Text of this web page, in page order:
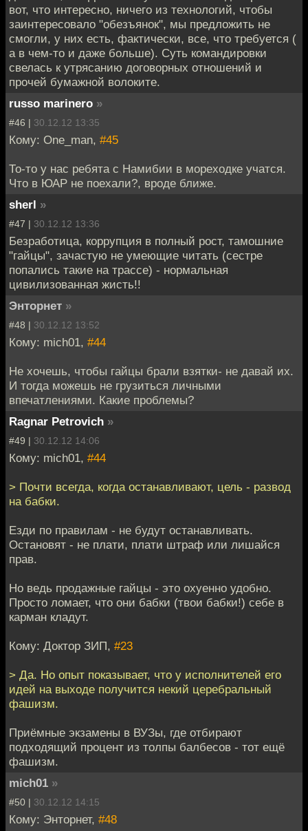
вот, что интересно, ничего из технологий, чтобы
заинтересовало "обезъянок", мы предложить не
смогли, у них есть, фактически, все, что требуется (
а в чем-то и даже больше). Суть командировки
свелась к утрясанию договорных отношений и
прочей бумажной волоките.
russo marinero »
#46 | 30.12.12 13:35
Кому: One_man, #45
То-то у нас ребята с Намибии в мореходке учатся.
Что в ЮАР не поехали?, вроде ближе.
sherl »
#47 | 30.12.12 13:36
Безработица, коррупция в полный рост, тамошние
"гайцы", зачастую не умеющие читать (сестре
попались такие на трассе) - нормальная
цивилизованная жисть!!
Энторнет »
#48 | 30.12.12 13:52
Кому: mich01, #44
Не хочешь, чтобы гайцы брали взятки- не давай их.
И тогда можешь не грузиться личными
впечатлениями. Какие проблемы?
Ragnar Petrovich »
#49 | 30.12.12 14:06
Кому: mich01, #44
> Почти всегда, когда останавливают, цель - развод
на бабки.
Езди по правилам - не будут останавливать.
Остановят - не плати, плати штраф или лишайся
прав.
Но ведь продажные гайцы - это охуенно удобно.
Просто ломает, что они бабки (твои бабки!) себе в
карман кладут.
Кому: Доктор ЗИП, #23
> Да. Но опыт показывает, что у исполнителей его
идей на выходе получится некий церебральный
фашизм.
Приёмные экзамены в ВУЗы, где отбирают
подходящий процент из толпы балбесов - тот ещё
фашизм.
mich01 »
#50 | 30.12.12 14:15
Кому: Энторнет, #48